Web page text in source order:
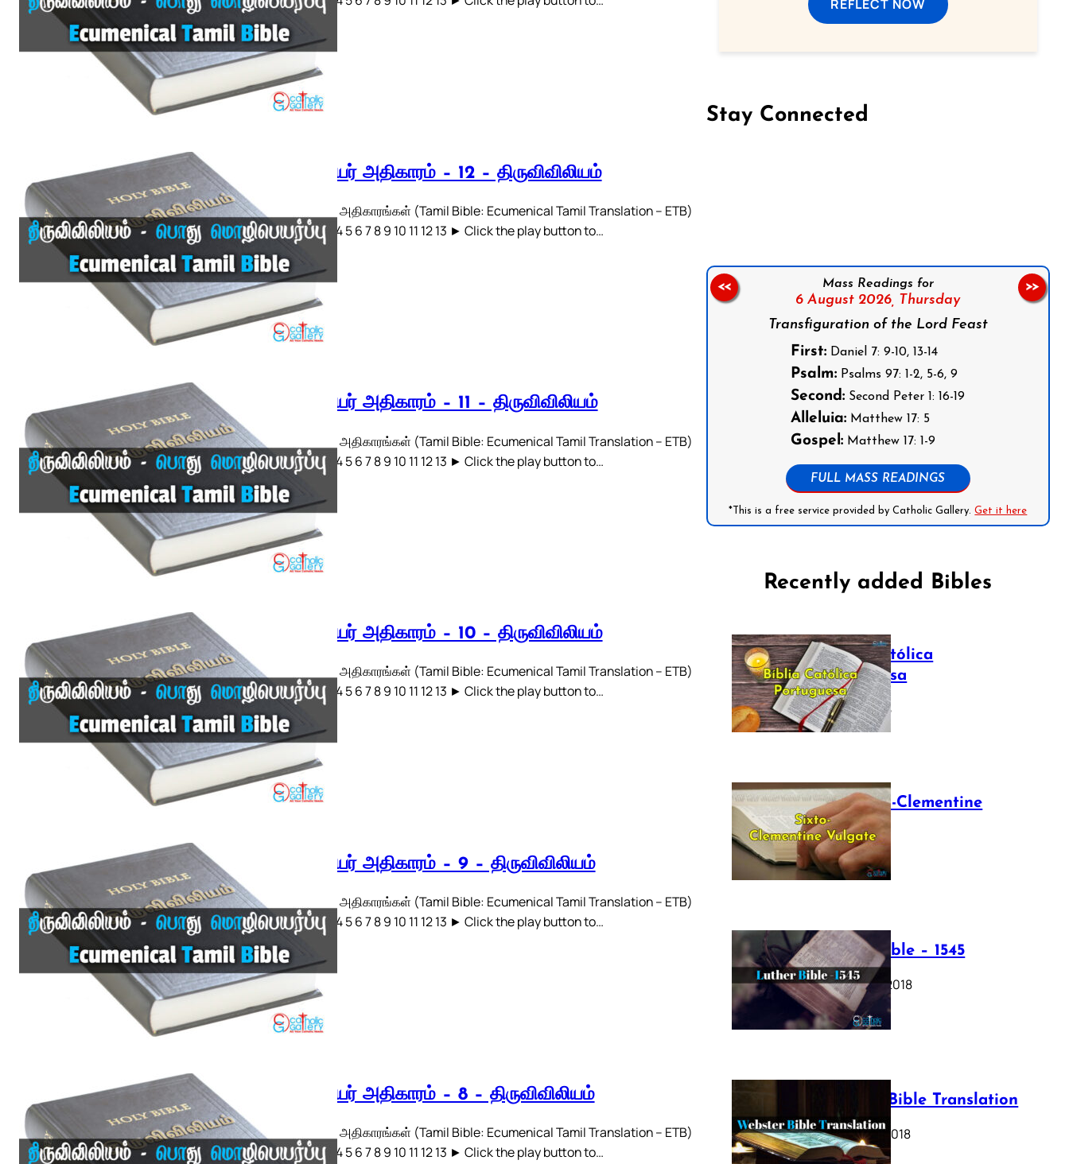
எபிரேயர் அதிகாரம் – 12 – திருவிவிலியம்
எபிரேயர் அதிகாரங்கள் (Tamil Bible: Ecumenical Tamil Translation – ETB)
◄ 1 2 3 4 5 6 7 8 9 10 11 12 13 ► Click the play button to…
எபிரேயர் அதிகாரம் – 11 – திருவிவிலியம்
எபிரேயர் அதிகாரங்கள் (Tamil Bible: Ecumenical Tamil Translation – ETB)
◄ 1 2 3 4 5 6 7 8 9 10 11 12 13 ► Click the play button to…
எபிரேயர் அதிகாரம் – 10 – திருவிவிலியம்
எபிரேயர் அதிகாரங்கள் (Tamil Bible: Ecumenical Tamil Translation – ETB)
◄ 1 2 3 4 5 6 7 8 9 10 11 12 13 ► Click the play button to…
எபிரேயர் அதிகாரம் – 9 – திருவிவிலியம்
எபிரேயர் அதிகாரங்கள் (Tamil Bible: Ecumenical Tamil Translation – ETB)
◄ 1 2 3 4 5 6 7 8 9 10 11 12 13 ► Click the play button to…
எபிரேயர் அதிகாரம் – 8 – திருவிவிலியம்
எபிரேயர் அதிகாரங்கள் (Tamil Bible: Ecumenical Tamil Translation – ETB)
◄ 1 2 3 4 5 6 7 8 9 10 11 12 13 ► Click the play button to…
REFLECT NOW
Stay Connected
Mass Readings for
6 August 2026, Thursday
Transfiguration of the Lord Feast
First: Daniel 7: 9-10, 13-14
Psalm: Psalms 97: 1-2, 5-6, 9
Second: Second Peter 1: 16-19
Alleluia: Matthew 17: 5
Gospel: Matthew 17: 1-9
FULL MASS READINGS
*This is a free service provided by Catholic Gallery.Get it here
<< >>
Recently added Bibles
Bíblia Católica
Portuguesa
July 16, 2025
The Sixto-Clementine
Vulgate
July 12, 2025
Luther Bible – 1545
October 17, 2018
Webster Bible Translation
October 11, 2018